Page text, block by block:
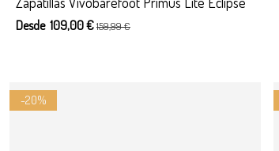
Desde 109,00 €159,99 €
-20%